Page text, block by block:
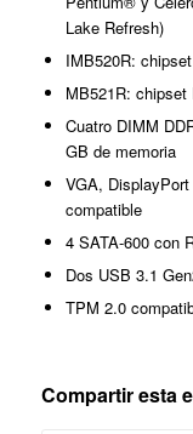
Lake Refresh)
IMB520R:
MB521R:
Cuatro DIMM
GB de memoria
VGA,
compatible
4 SATA-600 con
Dos USB 3.1
TPM 2.0
Compartir esta